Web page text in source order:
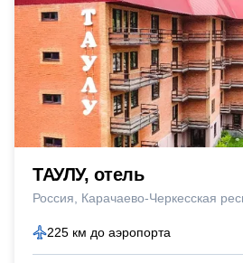
ТАУЛУ, отель
Россия Карачаево-Черкесская
225 км до аэропорта